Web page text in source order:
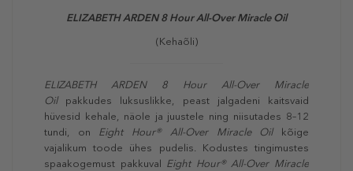
ELIZABETH ARDEN 8 Hour All-Over Miracle Oil
(Kehaõli)
ELIZABETH ARDEN 8 Hour All-Over Miracle
Oil pakkudes luksuslikke, peast jalgadeni kaitsvaid
hüvesid kehale, näole ja juustele ning niisutades 8–12
tundi, on Eight Hour® All-Over Miracle Oilkõige
vajalikum toode ühes pudelis. Kodustes tingimustes
spaakogemust pakkuval Eight Hour® All-Over Miracle